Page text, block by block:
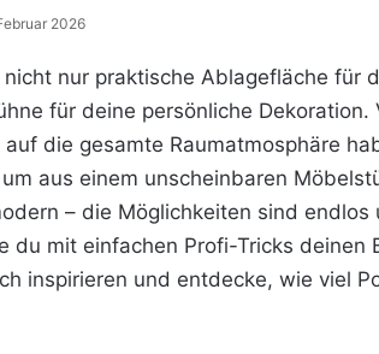
2026
nur praktische Ablagefläche für
für deine persönliche Dekoration.
die gesamte Raumatmosphäre
aus einem unscheinbaren
– die Möglichkeiten sind endlos
mit einfachen Profi-Tricks deinen
inspirieren und entdecke, wie viel